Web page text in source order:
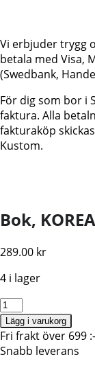
Vi erbjuder trygg
betala med Visa,
(Swedbank,
För dig som bor i
faktura. Alla
fakturaköp
Kustom.
Bok,
289.00 kr
4 i lager
KOREANSKA
GRYTOR,
Gustav
Kyhlberg
Lägg i varukorg
Fri frakt över 699 :-
Snabb leverans